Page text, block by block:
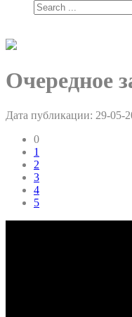
Очередное
Дата публикации: 29-05-
0
1
2
3
4
5